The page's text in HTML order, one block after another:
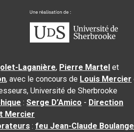
Laganière, Pierre Martel et
, avec le concours de Louis Mercier
Université de Sherbrooke
:Serge D’Amico - Direction
Mercier
:feu Jean-Claude